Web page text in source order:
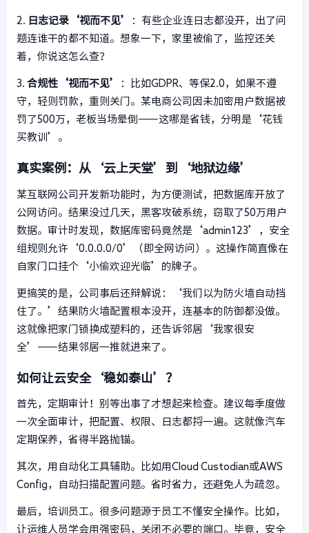
2. 日志记录‘视而不见’
：有些企业连日志都没开，出了问
题连谁干的都不知道。想象一下，家里被偷了，监控还关
着，你说这怎么查？
3. 合规性‘视而不见’
：比如GDPR、等保2.0，如果不遵
守，轻则罚款，重则关门。某电商公司因未加密用户数据被
罚了500万，老板当场晕倒——这哪是省钱，分明是‘花钱
买教训’。
真实案例：从‘云上天堂’到‘地狱边缘’
某互联网公司开发新功能时，为方便测试，把数据库开放了
公网访问。结果没过几天，黑客攻破系统，窃取了50万用户
数据。审计时发现，数据库密码竟然是‘admin123’，安全
组规则允许‘0.0.0.0/0’（即全网访问）。这操作简直像在
自家门口挂个‘小偷欢迎光临’的牌子。
更搞笑的是，公司事后还辩解说：‘我们以为防火墙自动挡
住了。’结果防火墙配置根本没开，连基本的防御都没做。
这就像把家门锁换成塑料的，还告诉邻居‘我家很安
全’——结果邻居一推就进来了。
如何让云安全‘稳如泰山’？
首先，定期审计！别等出事了才想起来检查。建议每季度做
一次全面审计，把配置、权限、日志都捋一遍。这就像汽车
定期保养，省得半路抛锚。
其次，用自动化工具辅助。比如用Cloud Custodian或AWS
Config，自动扫描配置问题。省时省力，还避免人为疏忽。
最后，培训员工。很多问题源于员工不懂安全操作。比如，
让运维人员学会用强密码，关闭不必要的端口。毕竟，安全